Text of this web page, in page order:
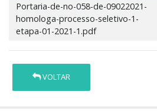
Portaria-de-no-058-de-09022021-
homologa-processo-seletivo-1-
etapa-01-2021-1.pdf
VOLTAR